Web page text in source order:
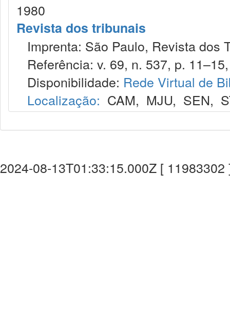
1980
Revista dos tribunais
Imprenta: São Paulo, Revista dos
Referência: v. 69, n. 537, p.
Disponibilidade: Rede Virtual de
Localização: CAM, MJU, SEN,
2024-08-13T01:33:15.000Z [ 11983302